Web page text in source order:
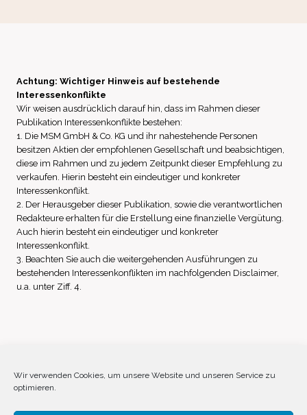
Wir verwenden Cookies, um unsere Website und unseren Service zu
optimieren.
Achtung: Wichtiger Hinweis auf bestehende
Interessenkonflikte
Wir weisen ausdrücklich darauf hin, dass im Rahmen dieser
Publikation Interessenkonflikte bestehen:
1. Die MSM GmbH & Co. KG und ihr nahestehende Personen
besitzen Aktien der empfohlenen Gesellschaft und beabsichtigen,
diese im Rahmen und zu jedem Zeitpunkt dieser Empfehlung zu
verkaufen. Hierin besteht ein eindeutiger und konkreter
Interessenkonflikt.
2. Der Herausgeber dieser Publikation, sowie die verantwortlichen
Redakteure erhalten für die Erstellung eine finanzielle Vergütung.
Auch hierin besteht ein eindeutiger und konkreter
Interessenkonflikt.
3. Beachten Sie auch die weitergehenden Ausführungen zu
bestehenden Interessenkonflikten im nachfolgenden Disclaimer,
u.a. unter Ziff. 4.
Impressum Datenschutz
Disclaimer